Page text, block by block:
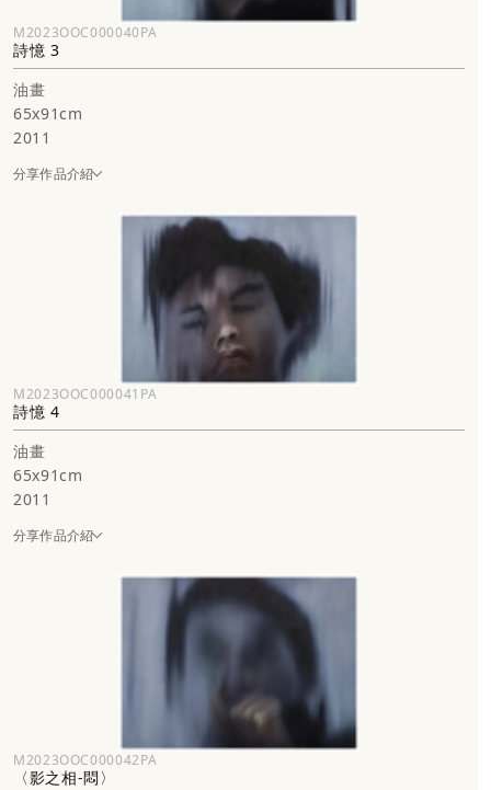
M2023OOC000040PA
詩憶 3
油畫
65x91cm
2011
分享作品介紹
M2023OOC000041PA
詩憶 4
油畫
65x91cm
2011
分享作品介紹
M2023OOC000042PA
〈影之相-悶〉